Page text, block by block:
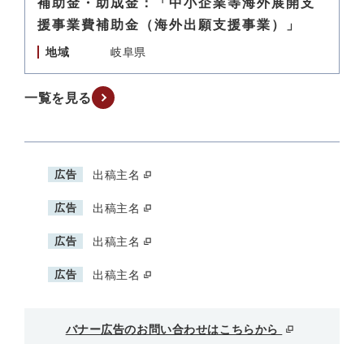
補助金・助成金：「中小企業等海外展開支
援事業費補助金（海外出願支援事業）」
地域 岐阜県
一覧を見る
広告 出稿主名
広告 出稿主名
広告 出稿主名
広告 出稿主名
バナー広告のお問い合わせはこちらから